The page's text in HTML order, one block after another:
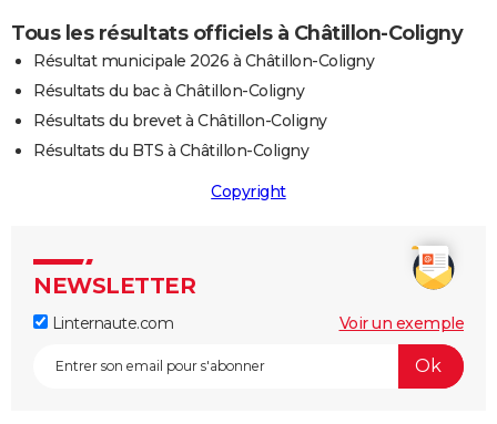
Tous les résultats officiels à Châtillon-Coligny
Résultat municipale 2026 à Châtillon-Coligny
Résultats du bac à Châtillon-Coligny
Résultats du brevet à Châtillon-Coligny
Résultats du BTS à Châtillon-Coligny
Copyright
NEWSLETTER
Linternaute.com Voir un exemple